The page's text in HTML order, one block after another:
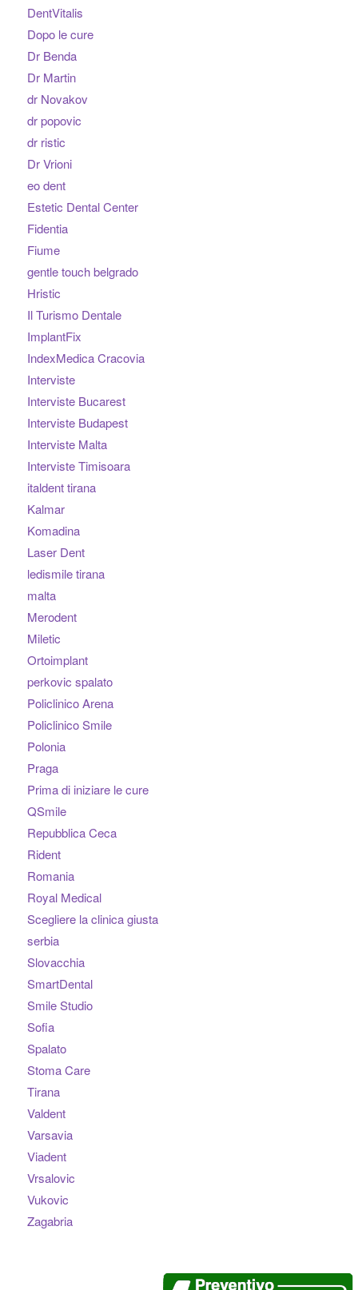
DentVitalis
Dopo le cure
Dr Benda
Dr Martin
dr Novakov
dr popovic
dr ristic
Dr Vrioni
eo dent
Estetic Dental Center
Fidentia
Fiume
gentle touch belgrado
Hristic
Il Turismo Dentale
ImplantFix
IndexMedica Cracovia
Interviste
Interviste Bucarest
Interviste Budapest
Interviste Malta
Interviste Timisoara
italdent tirana
Kalmar
Komadina
Laser Dent
ledismile tirana
malta
Merodent
Miletic
Ortoimplant
perkovic spalato
Policlinico Arena
Policlinico Smile
Polonia
Praga
Prima di iniziare le cure
QSmile
Repubblica Ceca
Rident
Romania
Royal Medical
Scegliere la clinica giusta
serbia
Slovacchia
SmartDental
Smile Studio
Sofia
Spalato
Stoma Care
Tirana
Valdent
Varsavia
Viadent
Vrsalovic
Vukovic
Zagabria